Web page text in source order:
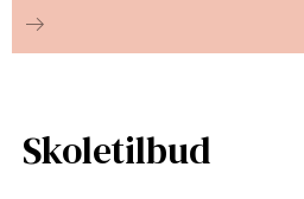
Skoletilbud